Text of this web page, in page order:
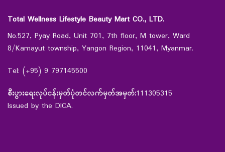
Total Wellness Lifestyle Beauty Mart CO., LTD.
No.527, Pyay Road, Unit 701, 7th floor, M tower, Ward
8/Kamayut township, Yangon Region, 11041, Myanmar.
Tel: (+95) 9 797145500
စီးပွားရေးလုပ်ငန်းမှတ်ပုံတင်လက်မှတ်အမှတ်:111305315
Issued by the DICA.